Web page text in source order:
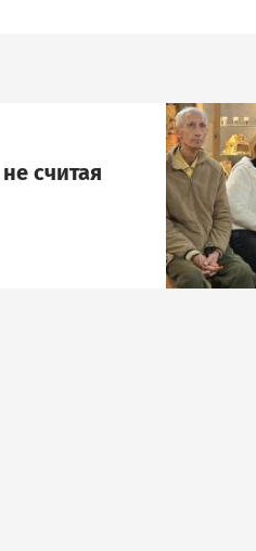
считая
Image